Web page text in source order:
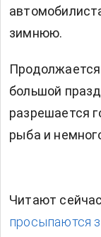
зимнюю.
большой
разрешается
рыба и
Читают
просыпаются